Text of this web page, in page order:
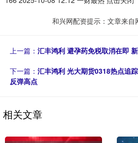
和兴网配资提示：文章来自
上一篇： 汇丰鸿利 避孕药免税取消在即
下一篇： 汇丰鸿利 光大期货0318热点追
反弹高点
相关文章